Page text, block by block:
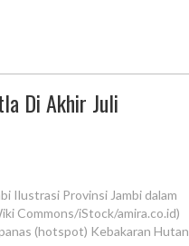
Di Akhir Juli
Ilustrasi Provinsi Jambi dalam
Commons/iStock/amira.co.id)
(hotspot) Kebakaran